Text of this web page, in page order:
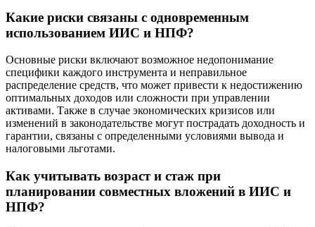
Какие риски связаны с одновременным
использованием ИИС и НПФ?
Основные риски включают возможное недопонимание
специфики каждого инструмента и неправильное
распределение средств, что может привести к недостижению
оптимальных доходов или сложности при управлении
активами. Также в случае экономических кризисов или
изменений в законодательстве могут пострадать доходность и
гарантии, связаны с определенными условиями вывода и
налоговыми льготами.
Как учитывать возраст и стаж при
планировании совместных вложений в ИИС и
НПФ?